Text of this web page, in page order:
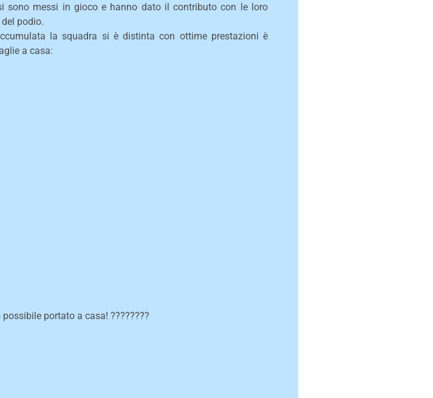
sono messi in gioco e hanno dato il contributo con le loro
podio.
la squadra si è distinta con ottime prestazioni è
a casa:
portato a casa! ????????